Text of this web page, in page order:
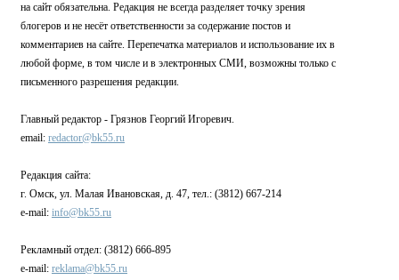
на сайт обязательна. Редакция не всегда разделяет точку зрения
блогеров и не несёт ответственности за содержание постов и
комментариев на сайте. Перепечатка материалов и использование их в
любой форме, в том числе и в электронных СМИ, возможны только с
письменного разрешения редакции.
Главный редактор - Грязнов Георгий Игоревич.
email: redactor@bk55.ru
Редакция сайта:
г. Омск, ул. Малая Ивановская, д. 47, тел.: (3812) 667-214
e-mail: info@bk55.ru
Рекламный отдел: (3812) 666-895
e-mail: reklama@bk55.ru